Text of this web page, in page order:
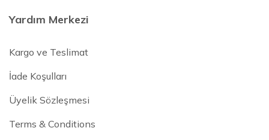
Yardım Merkezi
Kargo ve Teslimat
İade Koşulları
Üyelik Sözleşmesi
Terms & Conditions